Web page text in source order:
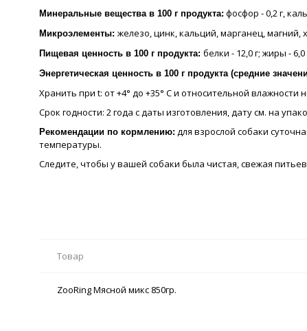
Минеральные вещества в 100 г продукта: фосфор - 0,2 г,
Микроэлементы: железо, цинк, кальций, марганец, магний,
Пищевая ценность в 100 г продукта: белки - 12,0 г; жиры -
Энергетическая ценность в 100 г продукта (средние
Хранить при t: от +4° до +35° C и относительной
Срок годности: 2 года с даты изготовления, дату см. на
Рекомендации по кормлению: для взрослой собаки
температуры.
Следите, чтобы у вашей собаки была чистая, свежая
Товар
ZooRing Мясной микс 850гр.